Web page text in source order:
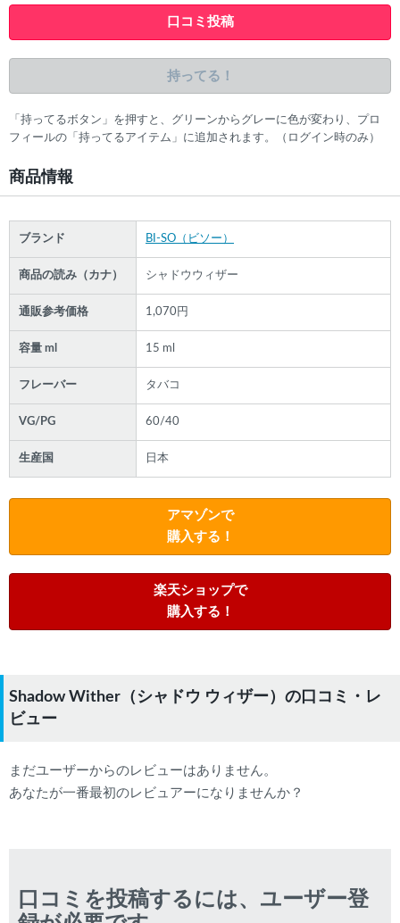
口コミ投稿
持ってる！
「持ってるボタン」を押すと、グリーンからグレーに色が変わり、プロ
フィールの「持ってるアイテム」に追加されます。（ログイン時のみ）
商品情報
ブランド BI-SO（ビソー）
商品の読み（カナ） シャドウウィザー
通販参考価格 1,070円
容量 ml 15 ml
フレーバー タバコ
VG/PG 60/40
生産国 日本
アマゾンで
購入する！
楽天ショップで
購入する！
Shadow Wither（シャドウ ウィザー）の口コミ・レ
ビュー
まだユーザーからのレビューはありません。
あなたが一番最初のレビュアーになりませんか？
口コミを投稿するには、ユーザー登